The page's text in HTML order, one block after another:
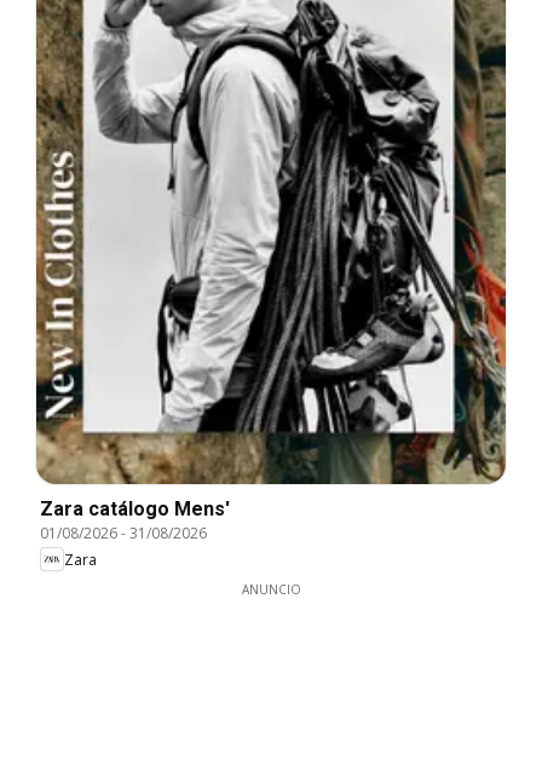
Zara catálogo Mens'
01/08/2026-31/08/2026
Zara
ANUNCIO